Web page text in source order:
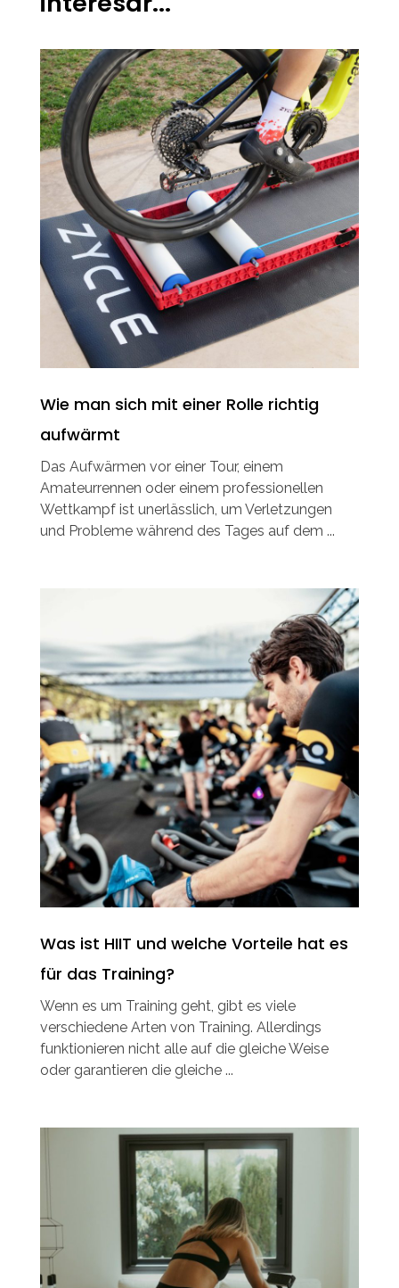
Wie man sich mit einer Rolle richtig
aufwärmt
Das Aufwärmen vor einer Tour, einem
Amateurrennen oder einem professionellen
Wettkampf ist unerlässlich, um Verletzungen
und Probleme während des Tages auf dem ...
Was ist HIIT und welche Vorteile hat es
für das Training?
Wenn es um Training geht, gibt es viele
verschiedene Arten von Training. Allerdings
funktionieren nicht alle auf die gleiche Weise
oder garantieren die gleiche ...